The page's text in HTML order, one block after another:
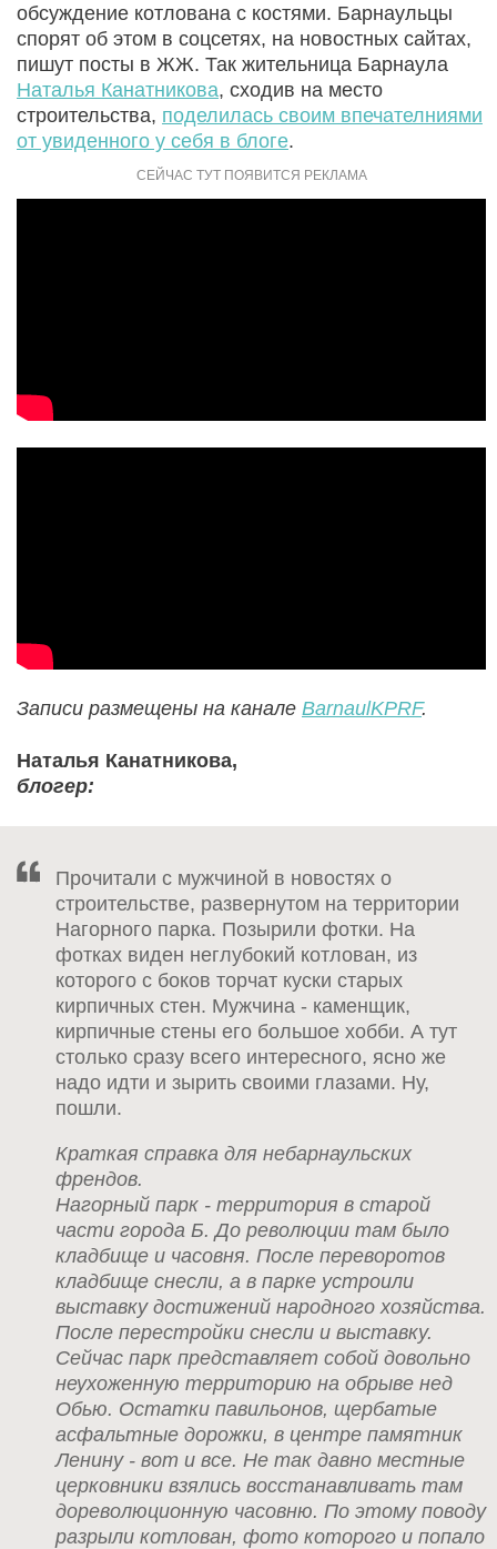
обсуждение котлована с костями. Барнаульцы
спорят об этом в соцсетях, на новостных сайтах,
пишут посты в ЖЖ. Так жительница Барнаула
Наталья Канатникова, сходив на место
строительства, поделилась своим впечателниями
от увиденного у себя в блоге.
Записи размещены на канале BarnaulKPRF.
Наталья Канатникова,
блогер:
Прочитали с мужчиной в новостях о
строительстве, развернутом на территории
Нагорного парка. Позырили фотки. На
фотках виден неглубокий котлован, из
которого с боков торчат куски старых
кирпичных стен. Мужчина - каменщик,
кирпичные стены его большое хобби. А тут
столько сразу всего интересного, ясно же
надо идти и зырить своими глазами. Ну,
пошли.
Краткая справка для небарнаульских
френдов.
Нагорный парк - территория в старой
части города Б. До революции там было
кладбище и часовня. После переворотов
кладбище снесли, а в парке устроили
выставку достижений народного хозяйства.
После перестройки снесли и выставку.
Сейчас парк представляет собой довольно
неухоженную территорию на обрыве нед
Обью. Остатки павильонов, щербатые
асфальтные дорожки, в центре памятник
Ленину - вот и все. Не так давно местные
церковники взялись восстанавливать там
дореволюционную часовню. По этому поводу
разрыли котлован, фото которого и попало